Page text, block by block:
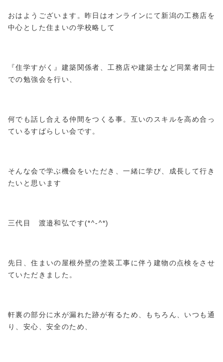
おはようございます。昨日はオンラインにて新潟の工務店を
中心とした住まいの学校略して
『住学すがく』建築関係者、工務店や建築士など同業者同士
での勉強会を行い、
何でも話し合える仲間をつくる事。互いのスキルを高め合っ
ているすばらしい会です。
そんな会で学ぶ機会をいただき、一緒に学び、成長して行き
たいと思います
三代目 渡邉和弘です(*^-^*)
先日、住まいの屋根外壁の塗装工事に伴う建物の点検をさせ
ていただきました。
軒裏の部分に水が漏れた跡が有るため、もちろん、いつも通
り、安心、安全のため、